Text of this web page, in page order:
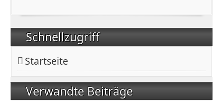
Schnellzugriff
Startseite
Verwandte Beiträge